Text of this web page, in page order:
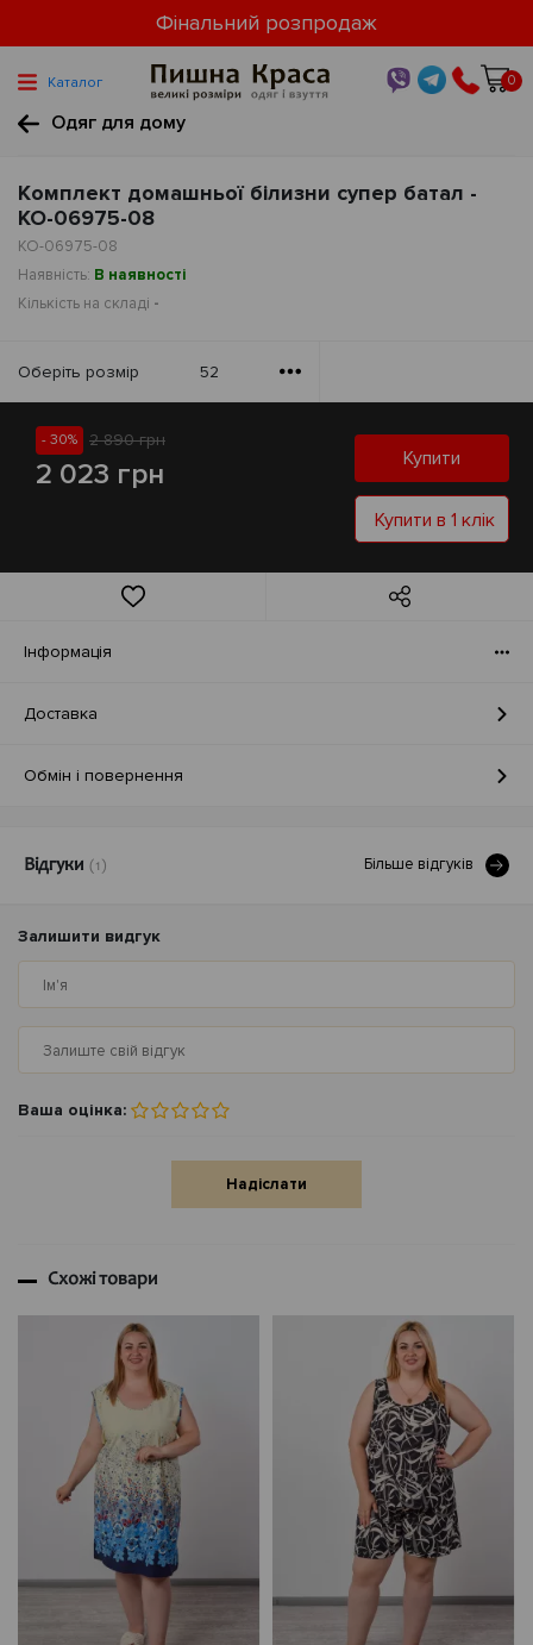
Фінальний розпродаж
Каталог 0
Одяг для дому
Комплект домашньої білизни супер батал -
КО-06975-08
КО-06975-08
Наявність: В наявності
Кількість на складі -
Оберiть розмiр 52
- 30% 2 890 грн
2 023 грн Купити
Купити в 1 клік
Iнформація
Доставка
Обмін і повернення
Відгуки (1) Бiльше вiдгукiв
Залишити видгук
Ваша оцінка:
Надіслати
Схожі товари